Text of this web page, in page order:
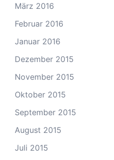
März 2016
Februar 2016
Januar 2016
Dezember 2015
November 2015
Oktober 2015
September 2015
August 2015
Juli 2015